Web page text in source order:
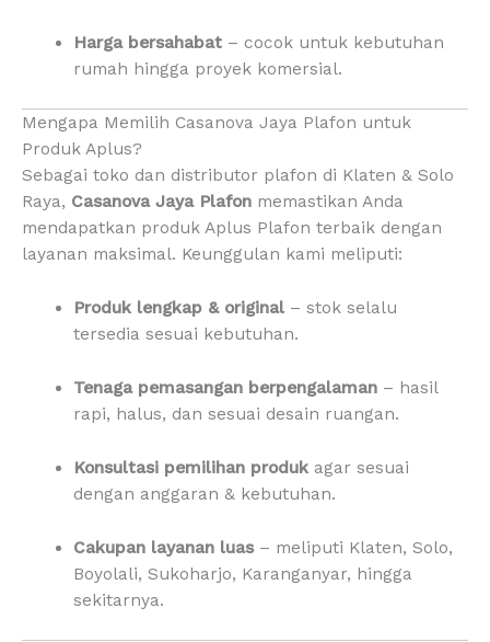
Harga bersahabat– cocok untuk kebutuhan
rumah hingga proyek komersial.
Mengapa Memilih Casanova Jaya Plafon untuk
Produk Aplus?
Sebagai toko dan distributor plafon di Klaten & Solo
Raya, Casanova Jaya Plafon memastikan Anda
mendapatkan produk Aplus Plafon terbaik dengan
layanan maksimal. Keunggulan kami meliputi:
Produk lengkap & original– stok selalu
tersedia sesuai kebutuhan.
Tenaga pemasangan berpengalaman– hasil
rapi, halus, dan sesuai desain ruangan.
Konsultasi pemilihan produkagar sesuai
dengan anggaran & kebutuhan.
Cakupan layanan luas– meliputi Klaten, Solo,
Boyolali, Sukoharjo, Karanganyar, hingga
sekitarnya.